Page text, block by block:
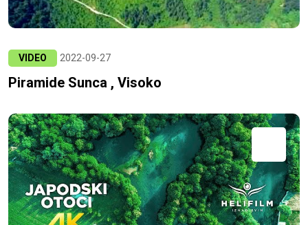
VIDEO 2022-09-27
Piramide Sunca , Visoko